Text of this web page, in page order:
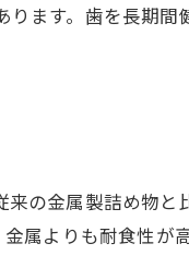
ます。歯を長期
の金属製詰め物
属よりも耐食性が